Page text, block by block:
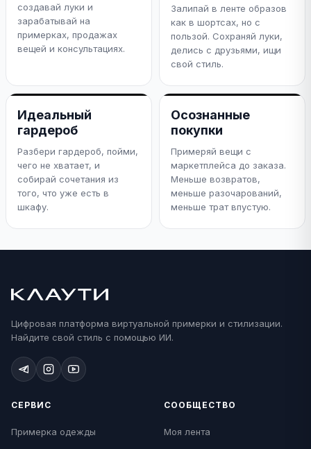
создавай луки и
зарабатывай на
примерках, продажах
вещей и консультациях.
Залипай в ленте образов
как в шортсах, но с
пользой. Сохраняй луки,
делись с друзьями, ищи
свой стиль.
Идеальный
гардероб
Разбери гардероб, пойми,
чего не хватает, и
собирай сочетания из
того, что уже есть в
шкафу.
Осознанные
покупки
Примеряй вещи с
маркетплейса до заказа.
Меньше возвратов,
меньше разочарований,
меньше трат впустую.
Цифровая платформа виртуальной примерки и стилизации.
Найдите свой стиль с помощью ИИ.
СЕРВИС
Примерка одежды
СООБЩЕСТВО
Моя лента